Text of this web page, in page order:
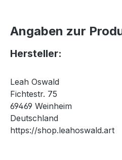
Angaben zur
Hersteller:
Leah Oswald
Fichtestr. 75
69469 Weinheim
Deutschland
https://shop.leahoswald.art